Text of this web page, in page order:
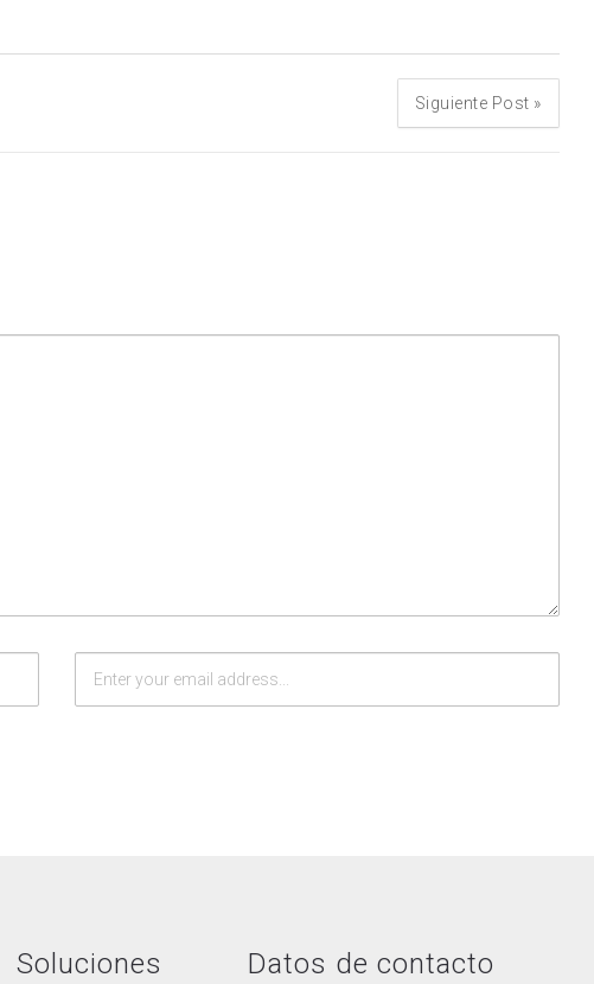
Siguiente Post »
Soluciones Datos de contacto